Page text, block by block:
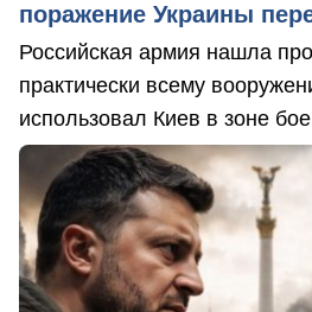
поражение Украины
Российская армия нашла
практически всему
использовал Киев в зоне